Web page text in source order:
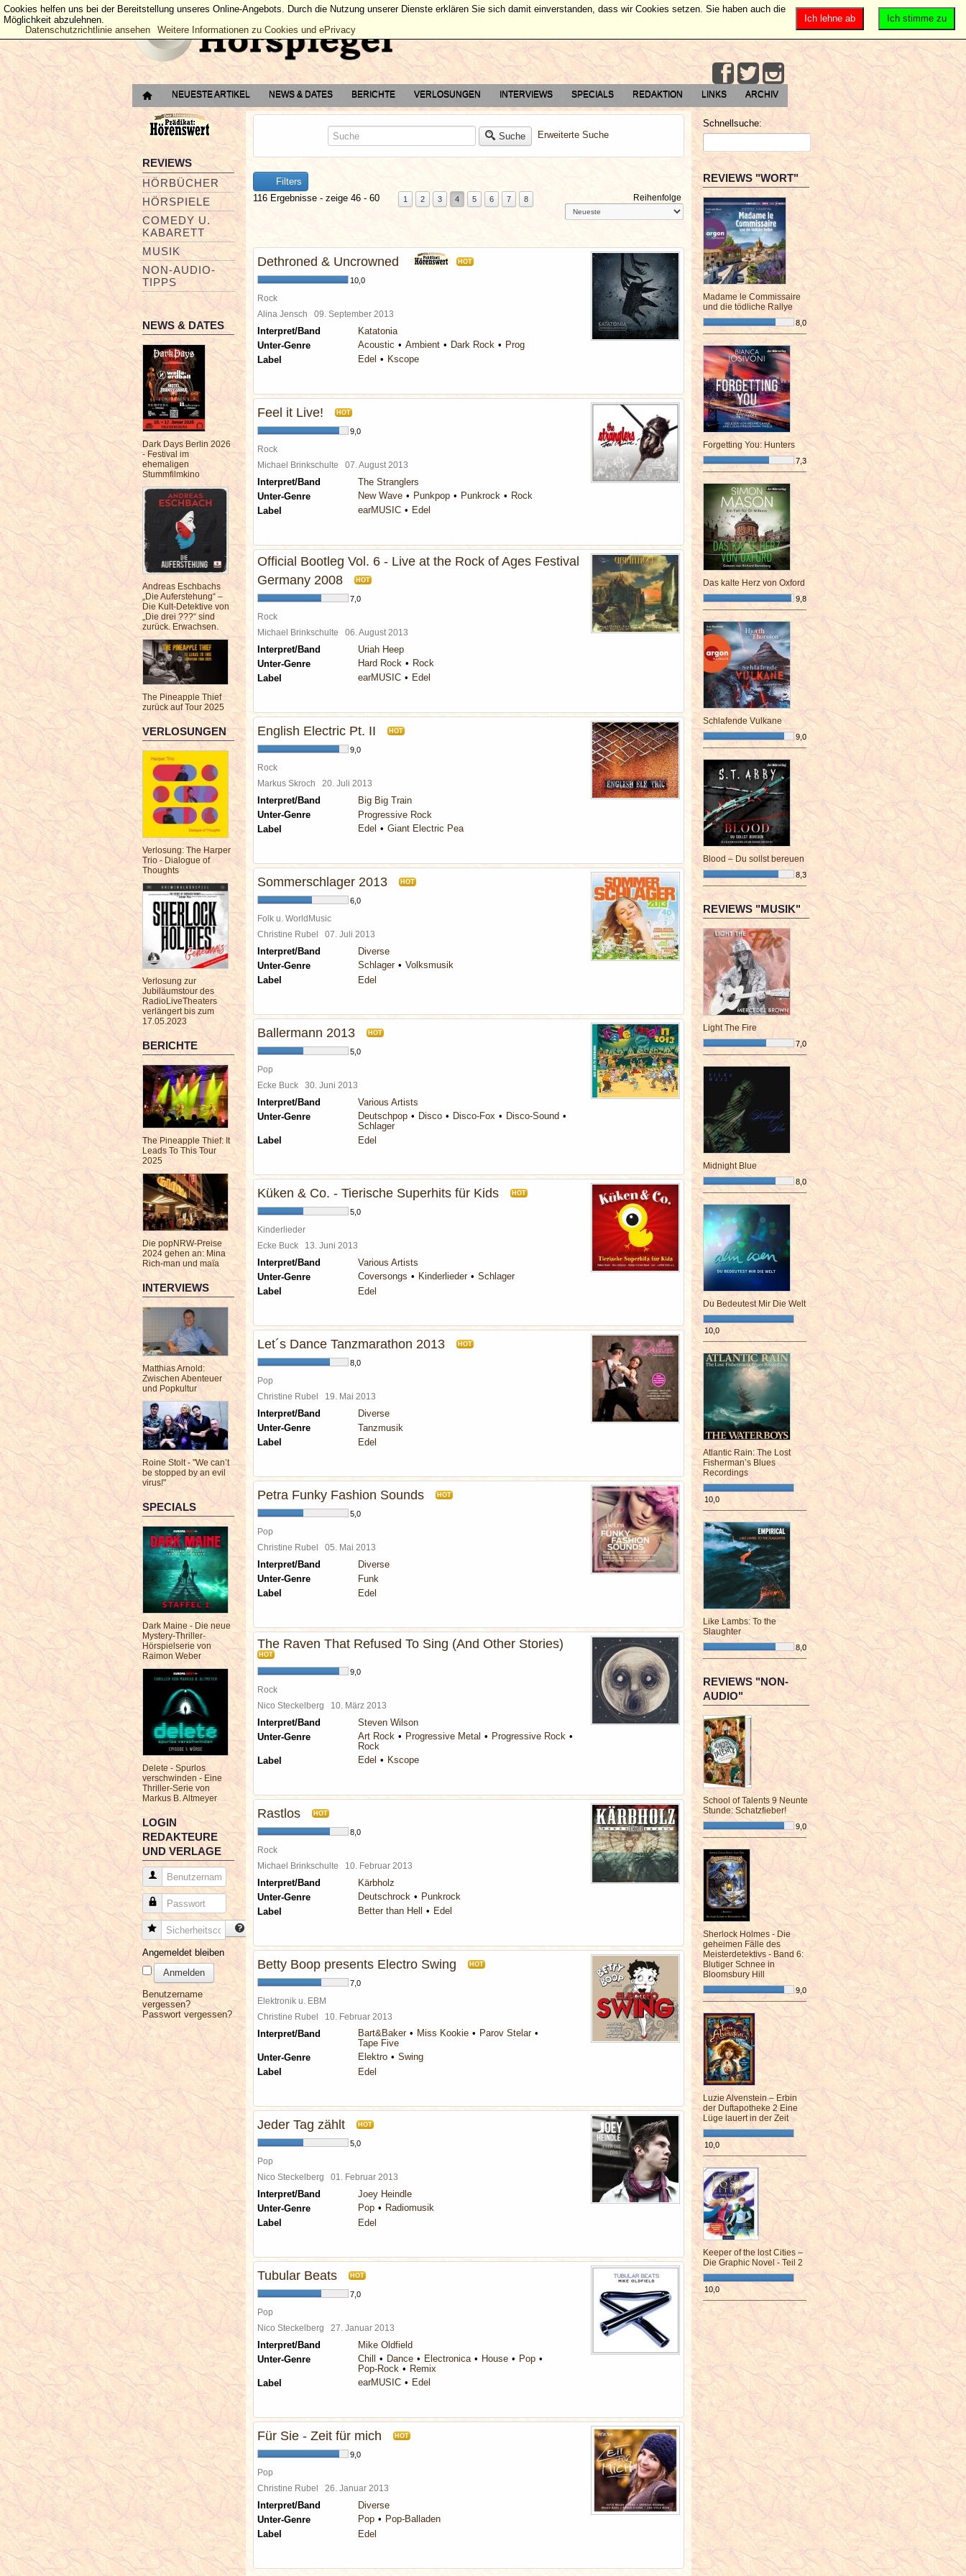
NEUESTE ARTIKEL NEWS & DATES BERICHTE VERLOSUNGEN INTERVIEWS SPECIALS REDAKTION LINKS ARCHIV
REVIEWS
HÖRBÜCHER
HÖRSPIELE
COMEDY U.
KABARETT
MUSIK
NON-AUDIO-
TIPPS
NEWS & DATES
Dark Days Berlin 2026
- Festival im
ehemaligen
Stummfilmkino
Andreas Eschbachs
„Die Auferstehung“ –
Die Kult-Detektive von
„Die drei ???“ sind
zurück. Erwachsen.
The Pineapple Thief
zurück auf Tour 2025
VERLOSUNGEN
Verlosung: The Harper
Trio - Dialogue of
Thoughts
Verlosung zur
Jubiläumstour des
RadioLiveTheaters
verlängert bis zum
17.05.2023
BERICHTE
The Pineapple Thief: It
Leads To This Tour
2025
Die popNRW-Preise
2024 gehen an: Mina
Rich-man und maïa
INTERVIEWS
Matthias Arnold:
Zwischen Abenteuer
und Popkultur
Roine Stolt - "We can’t
be stopped by an evil
virus!"
SPECIALS
Dark Maine - Die neue
Mystery-Thriller-
Hörspielserie von
Raimon Weber
Delete - Spurlos
verschwinden - Eine
Thriller-Serie von
Markus B. Altmeyer
LOGIN
REDAKTEURE
UND VERLAGE
Benutzername
Passwort
Sicherheitscode
Angemeldet bleiben
Anmelden
Benutzername
vergessen?
Passwort vergessen?
Suche Erweiterte Suche
Filters
116 Ergebnisse - zeige 46 - 60
1 2 3 4 5 6 7 8 Reihenfolge
Dethroned & Uncrowned HOT
10,0
Rock
Alina Jensch 09. September 2013
Interpret/Band
Katatonia
Unter-Genre
Acoustic Ambient Dark Rock
Prog
Label
Edel Kscope
Feel it Live! HOT
9,0
Rock
Michael Brinkschulte 07. August 2013
Interpret/Band
The Stranglers
Unter-Genre
New Wave Punkpop Punkrock
Rock
Label
earMUSIC Edel
Official Bootleg Vol. 6 - Live at the Rock of Ages Festival
Germany 2008
HOT
7,0
Rock
Michael Brinkschulte 06. August 2013
Interpret/Band
Uriah Heep
Unter-Genre
Hard Rock
Rock
Label
earMUSIC Edel
English Electric Pt. II HOT
9,0
Rock
Markus Skroch 20. Juli 2013
Interpret/Band
Big Big Train
Unter-Genre
Progressive Rock
Label
Edel Giant Electric Pea
Sommerschlager 2013 HOT
6,0
Folk u. WorldMusic
Christine Rubel 07. Juli 2013
Interpret/Band
Diverse
Unter-Genre
Schlager
Volksmusik
Label
Edel
Ballermann 2013 HOT
5,0
Pop
Ecke Buck 30. Juni 2013
Interpret/Band
Various Artists
Unter-Genre
Deutschpop Disco Disco-Fox
Disco-Sound
Schlager
Label
Edel
Küken & Co. - Tierische Superhits für Kids HOT
5,0
Kinderlieder
Ecke Buck 13. Juni 2013
Interpret/Band
Various Artists
Unter-Genre
Coversongs Kinderlieder
Schlager
Label
Edel
Let´s Dance Tanzmarathon 2013 HOT
8,0
Pop
Christine Rubel 19. Mai 2013
Interpret/Band
Diverse
Unter-Genre
Tanzmusik
Label
Edel
Petra Funky Fashion Sounds HOT
5,0
Pop
Christine Rubel 05. Mai 2013
Interpret/Band
Diverse
Unter-Genre
Funk
Label
Edel
The Raven That Refused To Sing (And Other Stories)
HOT
9,0
Rock
Nico Steckelberg 10. März 2013
Interpret/Band
Steven Wilson
Unter-Genre
Art Rock Progressive Metal
Progressive Rock
Rock
Label
Edel Kscope
Rastlos HOT
8,0
Rock
Michael Brinkschulte 10. Februar 2013
Interpret/Band
Kärbholz
Unter-Genre
Deutschrock
Punkrock
Label
Better than Hell Edel
Betty Boop presents Electro Swing HOT
7,0
Elektronik u. EBM
Christine Rubel 10. Februar 2013
Interpret/Band Bart&Baker Miss Kookie
Parov Stelar
Tape Five
Unter-Genre
Elektro
Swing
Label
Edel
Jeder Tag zählt HOT
5,0
Pop
Nico Steckelberg 01. Februar 2013
Interpret/Band
Joey Heindle
Unter-Genre
Pop
Radiomusik
Label
Edel
Tubular Beats HOT
7,0
Pop
Nico Steckelberg 27. Januar 2013
Interpret/Band
Mike Oldfield
Unter-Genre
Chill Dance Electronica House
Pop
Pop-Rock
Remix
Label
earMUSIC Edel
Für Sie - Zeit für mich HOT
9,0
Pop
Christine Rubel 26. Januar 2013
Interpret/Band
Diverse
Unter-Genre
Pop
Pop-Balladen
Label
Edel
Schnellsuche:
REVIEWS "WORT"
Madame le Commissaire
und die tödliche Rallye
8,0
¯¯¯¯¯¯¯¯¯¯¯¯¯¯¯¯¯¯¯¯¯¯¯¯
Forgetting You: Hunters
7,3
¯¯¯¯¯¯¯¯¯¯¯¯¯¯¯¯¯¯¯¯¯¯¯¯
Das kalte Herz von Oxford
9,8
¯¯¯¯¯¯¯¯¯¯¯¯¯¯¯¯¯¯¯¯¯¯¯¯
Schlafende Vulkane
9,0
¯¯¯¯¯¯¯¯¯¯¯¯¯¯¯¯¯¯¯¯¯¯¯¯
Blood – Du sollst bereuen
8,3
¯¯¯¯¯¯¯¯¯¯¯¯¯¯¯¯¯¯¯¯¯¯¯¯
REVIEWS "MUSIK"
Light The Fire
7,0
¯¯¯¯¯¯¯¯¯¯¯¯¯¯¯¯¯¯¯¯¯¯¯¯
Midnight Blue
8,0
¯¯¯¯¯¯¯¯¯¯¯¯¯¯¯¯¯¯¯¯¯¯¯¯
Du Bedeutest Mir Die Welt
10,0
¯¯¯¯¯¯¯¯¯¯¯¯¯¯¯¯¯¯¯¯¯¯¯¯
Atlantic Rain: The Lost
Fisherman’s Blues
Recordings
10,0
¯¯¯¯¯¯¯¯¯¯¯¯¯¯¯¯¯¯¯¯¯¯¯¯
Like Lambs: To the
Slaughter
8,0
¯¯¯¯¯¯¯¯¯¯¯¯¯¯¯¯¯¯¯¯¯¯¯¯
REVIEWS "NON-
AUDIO"
School of Talents 9 Neunte
Stunde: Schatzfieber!
9,0
¯¯¯¯¯¯¯¯¯¯¯¯¯¯¯¯¯¯¯¯¯¯¯¯
Sherlock Holmes - Die
geheimen Fälle des
Meisterdetektivs - Band 6:
Blutiger Schnee in
Bloomsbury Hill
9,0
¯¯¯¯¯¯¯¯¯¯¯¯¯¯¯¯¯¯¯¯¯¯¯¯
Luzie Alvenstein – Erbin
der Duftapotheke 2 Eine
Lüge lauert in der Zeit
10,0
¯¯¯¯¯¯¯¯¯¯¯¯¯¯¯¯¯¯¯¯¯¯¯¯
Keeper of the lost Cities –
Die Graphic Novel - Teil 2
10,0
¯¯¯¯¯¯¯¯¯¯¯¯¯¯¯¯¯¯¯¯¯¯¯¯
Ich stimme zu
Ich lehne ab
Cookies helfen uns bei der Bereitstellung unseres Online-Angebots. Durch die Nutzung unserer Dienste erklären Sie sich damit einverstanden, dass wir Cookies setzen. Sie haben auch die
Möglichkeit abzulehnen.
Datenschutzrichtlinie ansehen
Weitere Informationen zu Cookies und ePrivacy